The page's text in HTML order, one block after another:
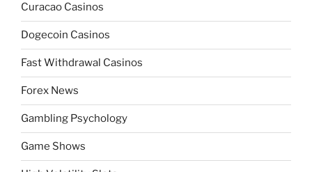
Curacao Casinos
Dogecoin Casinos
Fast Withdrawal Casinos
Forex News
Gambling Psychology
Game Shows